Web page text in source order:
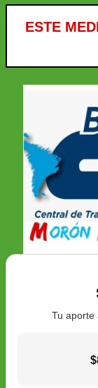
ESTE
Tu aporte